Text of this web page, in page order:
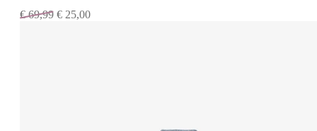
€69,99 € 25,00